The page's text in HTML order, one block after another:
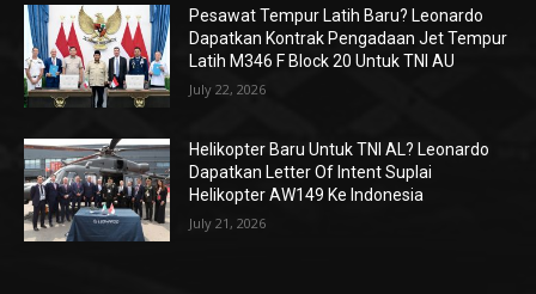
Pesawat Tempur Latih Baru? Leonardo
Dapatkan Kontrak Pengadaan Jet Tempur
Latih M346 F Block 20 Untuk TNI AU
July 22, 2026
Helikopter Baru Untuk TNI AL? Leonardo
Dapatkan Letter Of Intent Suplai
Helikopter AW149 Ke Indonesia
July 21, 2026